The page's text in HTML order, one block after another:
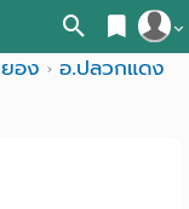
ยอง
อ.ปลวกแดง